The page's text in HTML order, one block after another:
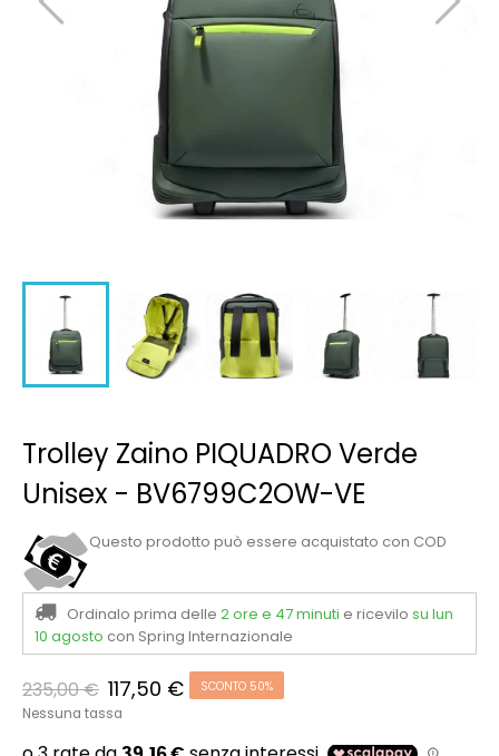
Trolley Zaino PIQUADRO Verde
Unisex - BV6799C2OW-VE
Questo prodotto può essere acquistato con COD
Ordinalo prima delle 2 ore e 47 minuti e ricevilo su lun
10 agosto con Spring Internazionale
235,00 € 117,50 € SCONTO 50%
Nessuna tassa